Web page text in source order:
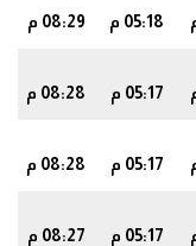
05:18 م 08:29 م
05:17 م 08:28 م
05:17 م 08:28 م
05:17 م 08:27 م